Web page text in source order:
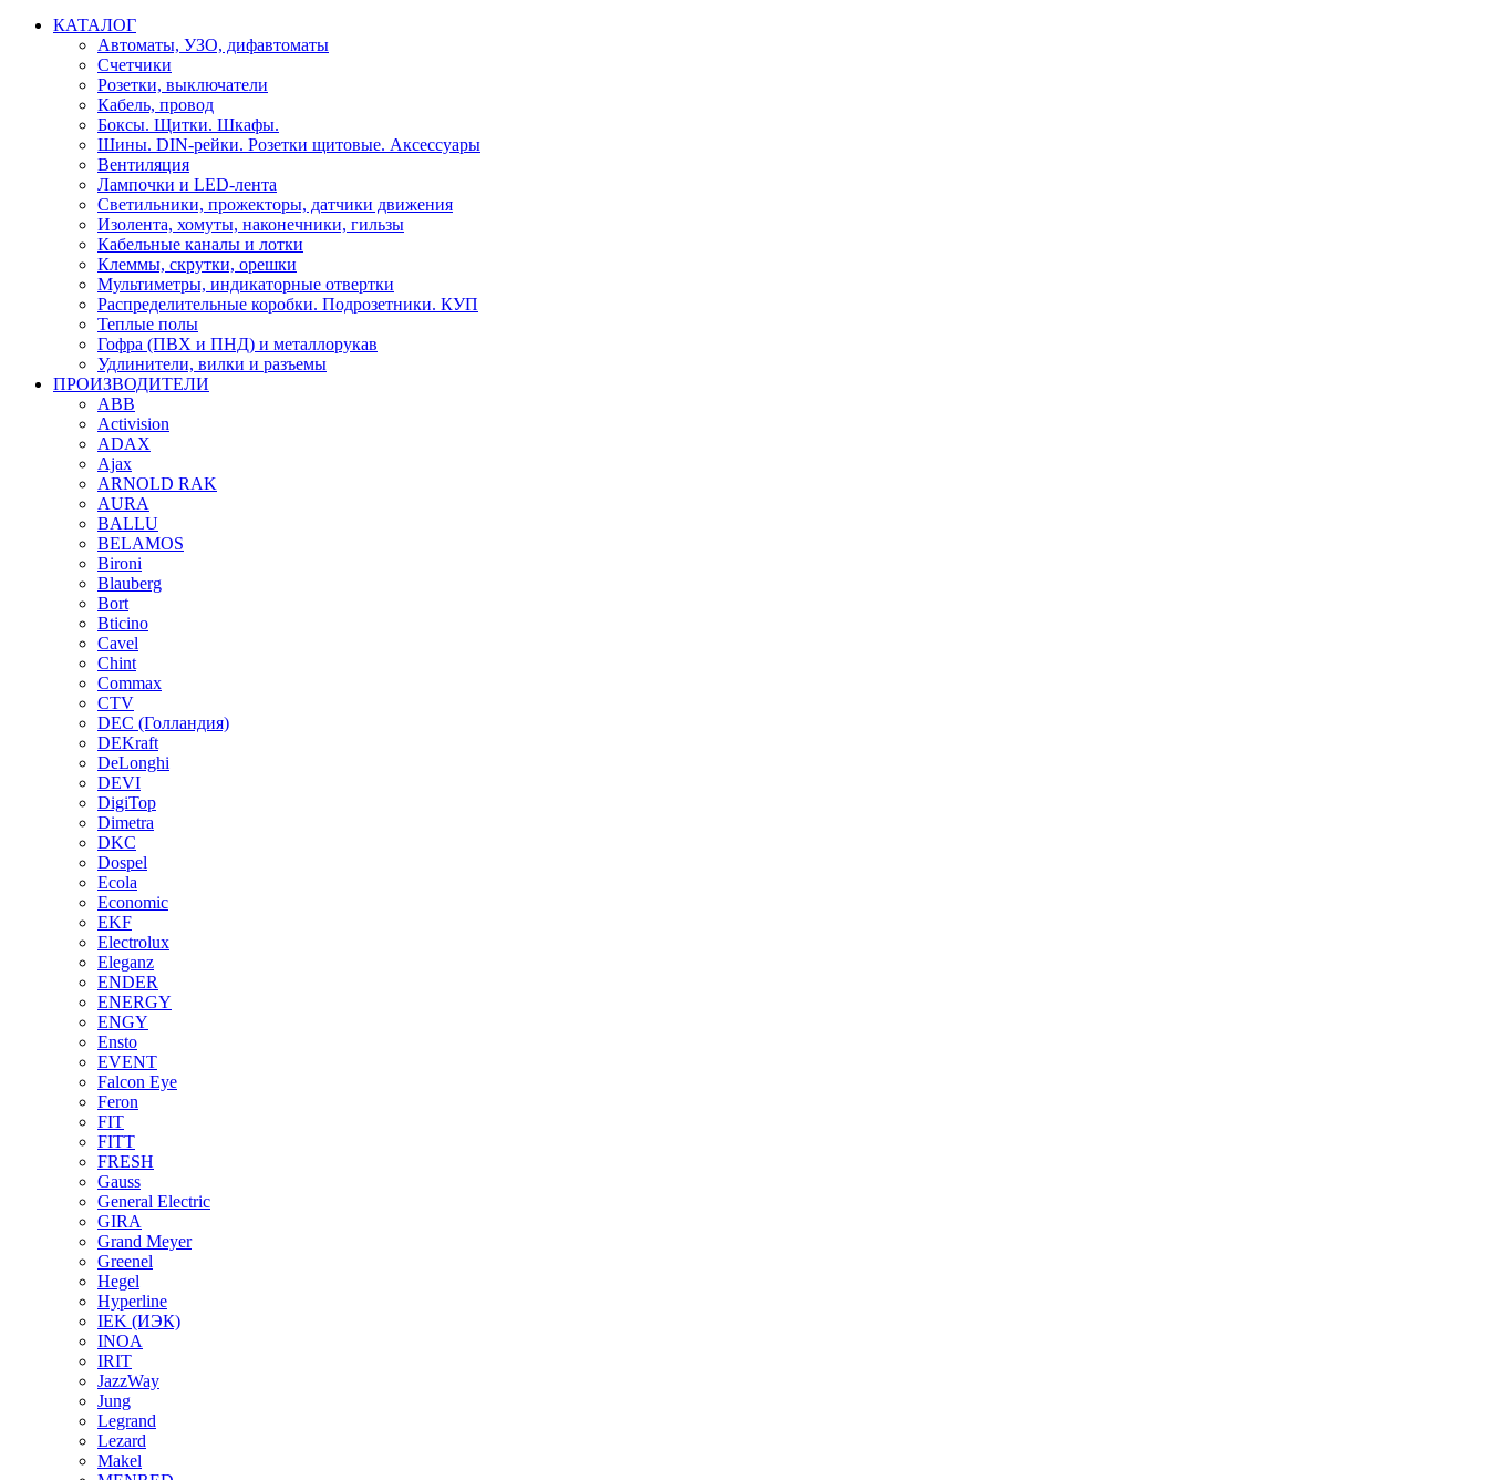
КАТАЛОГ
Автоматы, УЗО, дифавтоматы
Счетчики
Розетки, выключатели
Кабель, провод
Боксы. Щитки. Шкафы.
Шины. DIN-рейки. Розетки щитовые. Аксессуары
Вентиляция
Лампочки и LED-лента
Светильники, прожекторы, датчики движения
Изолента, хомуты, наконечники, гильзы
Кабельные каналы и лотки
Клеммы, скрутки, орешки
Мультиметры, индикаторные отвертки
Распределительные коробки. Подрозетники. КУП
Теплые полы
Гофра (ПВХ и ПНД) и металлорукав
Удлинители, вилки и разъемы
ПРОИЗВОДИТЕЛИ
ABB
Activision
ADAX
Ajax
ARNOLD RAK
AURA
BALLU
BELAMOS
Bironi
Blauberg
Bort
Bticino
Cavel
Chint
Commax
CTV
DEC (Голландия)
DEKraft
DeLonghi
DEVI
DigiTop
Dimetra
DKC
Dospel
Ecola
Economic
EKF
Electrolux
Eleganz
ENDER
ENERGY
ENGY
Ensto
EVENT
Falcon Eye
Feron
FIT
FITT
FRESH
Gauss
General Electric
GIRA
Grand Meyer
Greenel
Hegel
Hyperline
IEK (ИЭК)
INOA
IRIT
JazzWay
Jung
Legrand
Lezard
Makel